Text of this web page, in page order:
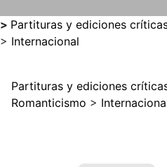
> Partituras y ediciones
> Internacional
Partituras y ediciones
Romanticismo >